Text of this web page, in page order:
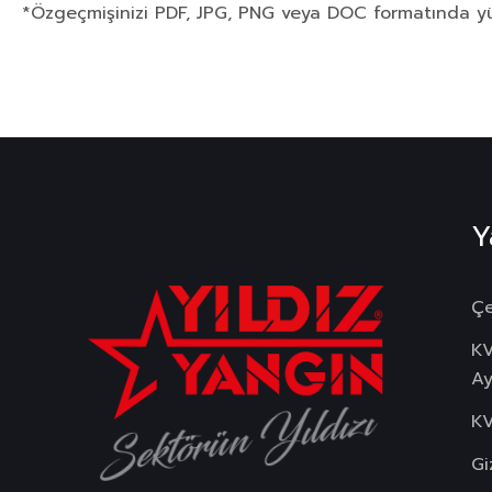
*Özgeçmişinizi PDF, JPG, PNG veya DOC formatında
Sektörün Yıldızı